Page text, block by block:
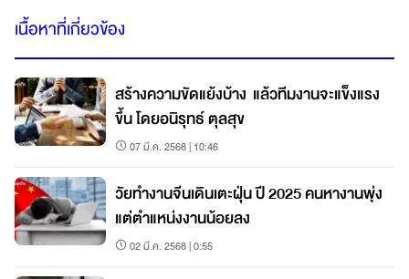
เนื้อหาที่เกี่ยวข้อง
สร้างความขัดแย้งบ้าง แล้วทีมงานจะแข็งแรง
ขึ้น โดยอนิรุทธ์ ตุลสุข
07 มี.ค. 2568 | 10:46
วัยทำงานจีนเดินเตะฝุ่น ปี 2025 คนหางานพุ่ง
แต่ตำแหน่งงานน้อยลง
02 มี.ค. 2568 | 0:55